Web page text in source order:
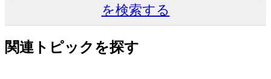
を検索する
関連トピックを探す